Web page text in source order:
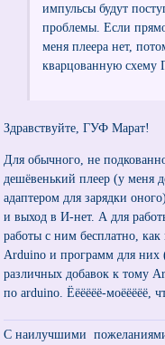
импульсы будут
проблемы. Если
меня плеера нет,
кварцованную схему
Здравствуйте, ГУФ Марат!
Для обычного, не
дешёвенький плеер (у меня
адаптером для зарядки
и выход в И-нет. А для
работы с ним бесплатно,
Arduino и программ для них
различных добавок к тому
по arduino. Ёёёёёё-моёёёёё,
С наилучшими пожеланиями